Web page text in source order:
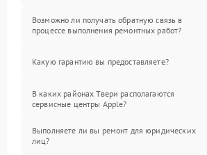
Возможно ли получать обратную связь в
процессе выполнения ремонтных работ?
Какую гарантию вы предоставляете?
В каких районах Твери располагаются
сервисные центры Apple?
Выполняете ли вы ремонт для юридических
лиц?